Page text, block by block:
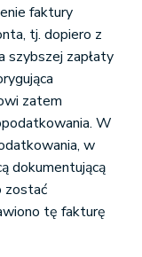
faktury
tj. dopiero z
szybszej zapłaty
zatem
W
w
dokumentującą
zostać
tę fakturę